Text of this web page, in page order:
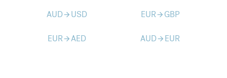
AUDarrow_forward USD EURarrow_forward GBP
EURarrow_forwardAED AUDarrow_forward EUR